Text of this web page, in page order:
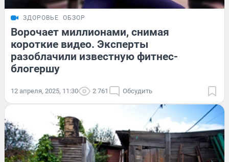
ЗДОРОВЬЕ ОБЗОР
Ворочает миллионами, снимая
короткие видео. Эксперты
разоблачили известную фитнес-
блогершу
12 апреля, 2025, 11:30 2 761 Обсудить